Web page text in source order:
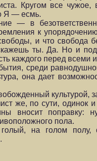
Кру­гом все
Я — есмь.
— в
к
и что свобода
ты. Да. Но и
каждого перед всеми
среди
она дает
культурой,
же, по сути, одинок
вносит поправку:
пола.
на голом полу,